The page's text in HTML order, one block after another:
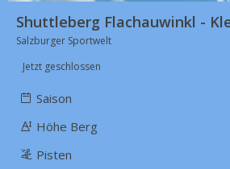
Shuttleberg Flachauwinkl -
Salzburger Sportwelt
Jetzt geschlossen
Saison
Höhe Berg
Pisten